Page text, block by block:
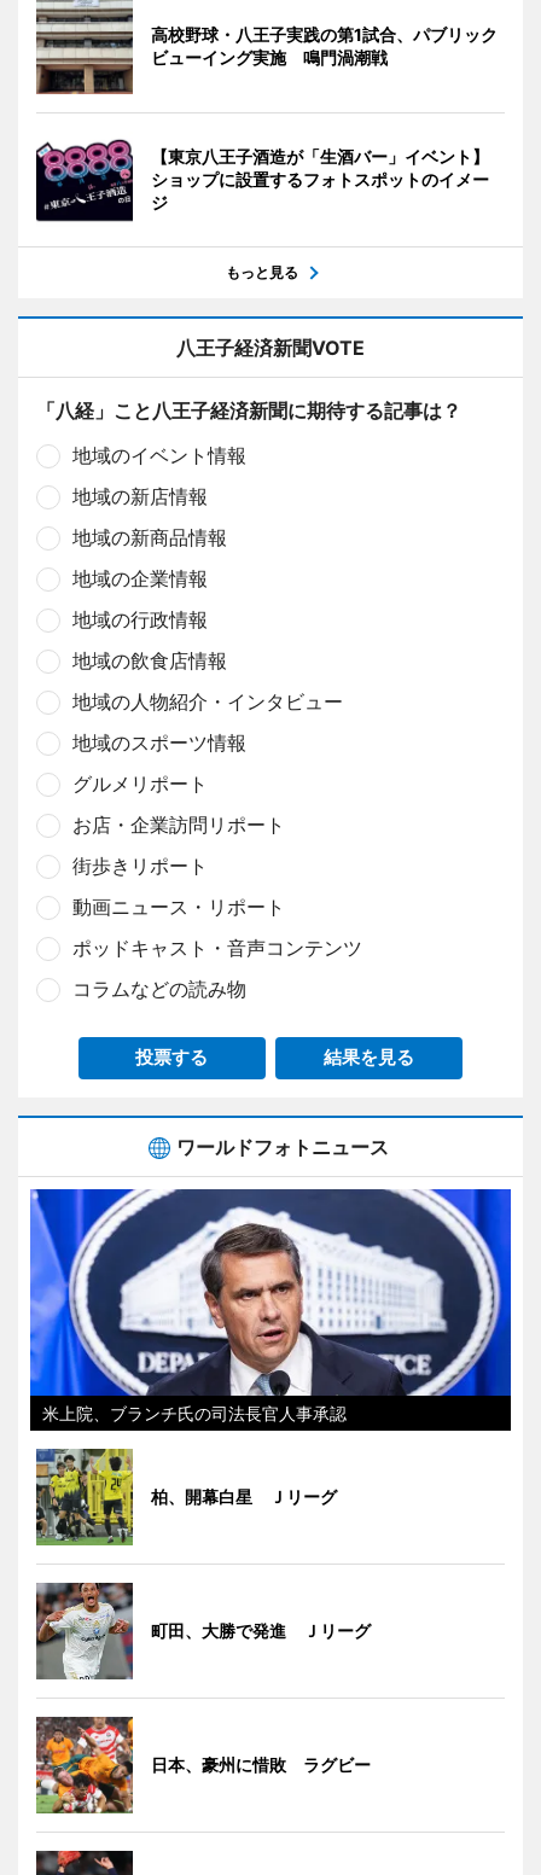
高校野球・八王子実践の第1試合、パブリック
ビューイング実施 鳴門渦潮戦
【東京八王子酒造が「生酒バー」イベント】
ショップに設置するフォトスポットのイメー
ジ
もっと見る
八王子経済新聞VOTE
「八経」こと八王子経済新聞に期待する記事は？
地域のイベント情報
地域の新店情報
地域の新商品情報
地域の企業情報
地域の行政情報
地域の飲食店情報
地域の人物紹介・インタビュー
地域のスポーツ情報
グルメリポート
お店・企業訪問リポート
街歩きリポート
動画ニュース・リポート
ポッドキャスト・音声コンテンツ
コラムなどの読み物
投票する 結果を見る
ワールドフォトニュース
米上院、ブランチ氏の司法長官人事承認
柏、開幕白星 Ｊリーグ
町田、大勝で発進 Ｊリーグ
日本、豪州に惜敗 ラグビー